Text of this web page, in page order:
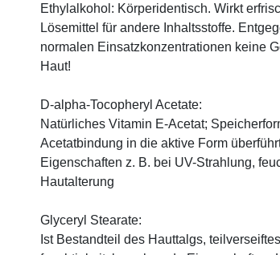
Ethylalkohol: Körperidentisch. Wirkt
Lösemittel für andere Inhaltsstoffe.
normalen Einsatzkonzentrationen keine
Haut!
D-alpha-Tocopheryl Acetate:
Natürliches Vitamin E-Acetat;
Acetatbindung in die aktive Form
Eigenschaften z. B. bei UV-Strahlung,
Hautalterung
Glyceryl Stearate:
Ist Bestandteil des Hauttalgs,